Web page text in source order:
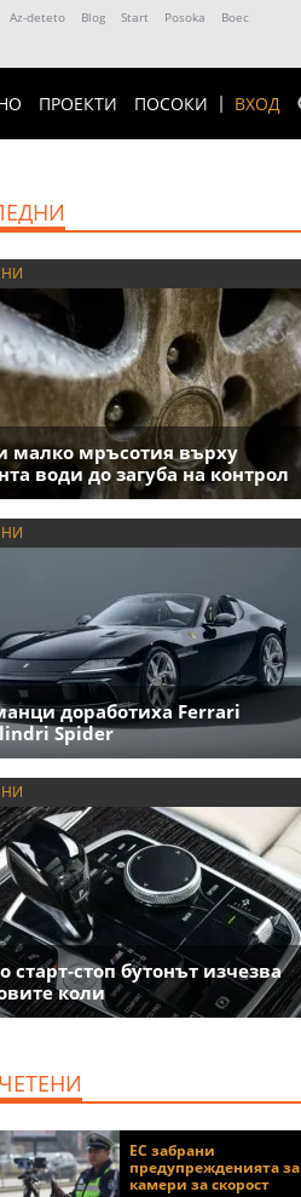
Az-deteto Blog Start Posoka
Boec
ВХОД
ПРОЕКТИ ПОСОКИ
малко мръсотия върху
води до загуба на контрол
доработиха Ferrari
Spider
старт-стоп бутонът изчезва
коли
ЕС забрани
предупрежденията за
камери за скорост